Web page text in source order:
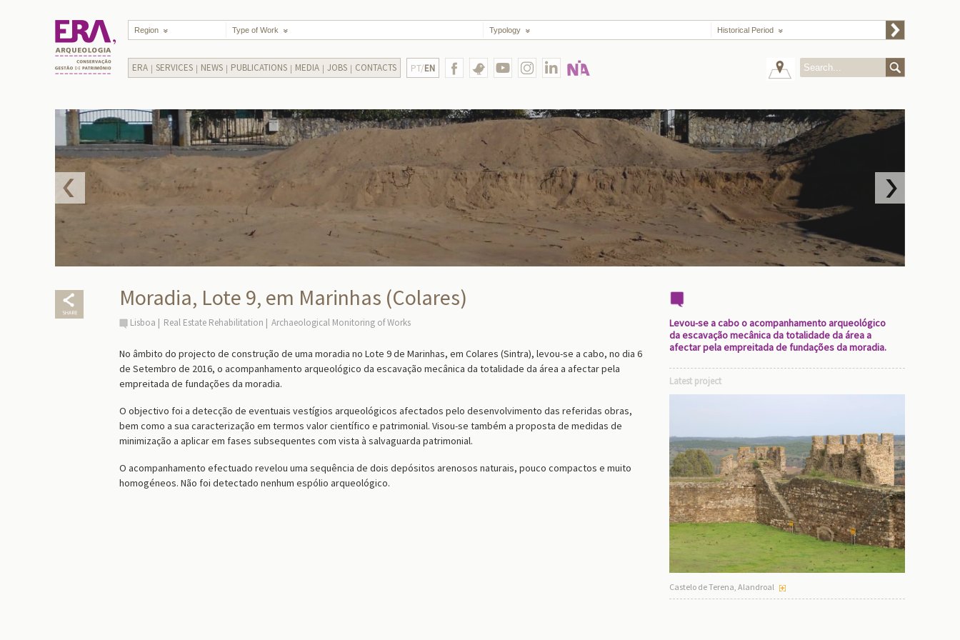
Region Type of Work Typology Historical Period
ERA SERVICES NEWS PUBLICATIONS MEDIA JOBS CONTACTS PT/EN
Moradia, Lote 9, em Marinhas (Colares)
Lisboa Real Estate Rehabilitation Archaeological Monitoring of Works
No âmbito do projecto de construção de uma moradia no Lote 9 de Marinhas, em Colares (Sintra), levou-se a cabo, no dia 6
de Setembro de 2016, o acompanhamento arqueológico da escavação mecânica da totalidade da área a afectar pela
empreitada de fundações da moradia.
O objectivo foi a detecção de eventuais vestígios arqueológicos afectados pelo desenvolvimento das referidas obras,
bem como a sua caracterização em termos valor científico e patrimonial. Visou-se também a proposta de medidas de
minimização a aplicar em fases subsequentes com vista à salvaguarda patrimonial.
O acompanhamento efectuado revelou uma sequência de dois depósitos arenosos naturais, pouco compactos e muito
homogéneos. Não foi detectado nenhum espólio arqueológico.
Levou-se a cabo o acompanhamento arqueológico
da escavação mecânica da totalidade da área a
afectar pela empreitada de fundações da moradia.
Latest project
Castelo de Terena, Alandroal